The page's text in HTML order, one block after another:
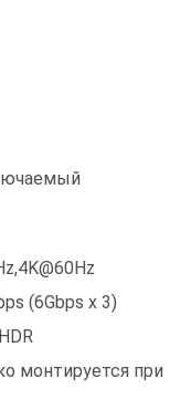
(6Gbps x 3)
монтируется при